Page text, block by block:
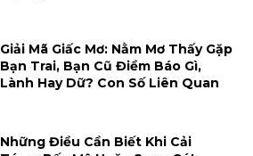
Giải Mã Giấc Mơ: Nằm Mơ Thấy Gặp
Bạn Trai, Bạn Cũ Điềm Báo Gì,
Lành Hay Dữ? Con Số Liên Quan
Những Điều Cần Biết Khi Cải